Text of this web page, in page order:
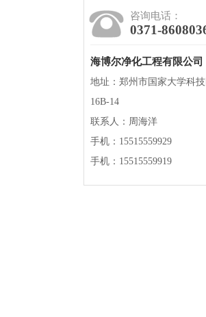
咨询电话：
0371-
海博尔净化工程有限公司
地址：郑州市国家大学科
16B-14
联系人：周海洋
手机：15515559929
手机：15515559919